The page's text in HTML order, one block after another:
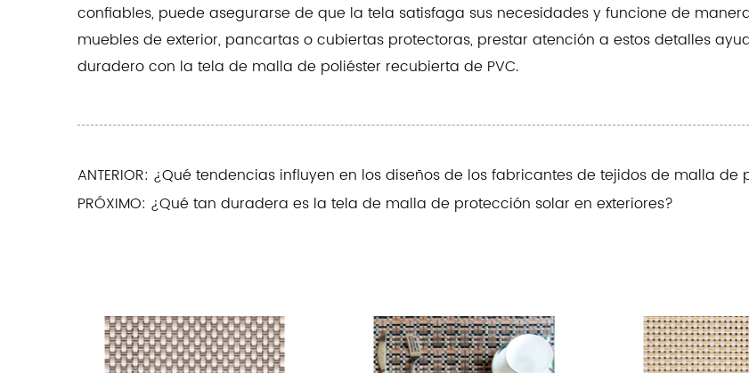
confiables, puede asegurarse de que la tela satisfaga sus necesidades y funcione de
muebles de exterior, pancartas o cubiertas protectoras, prestar atención a estos detalles
duradero con la tela de malla de poliéster recubierta de PVC.
ANTERIOR: ¿Qué tendencias influyen en los diseños de los fabricantes de tejidos de malla de
PRÓXIMO: ¿Qué tan duradera es la tela de malla de protección solar en exteriores?